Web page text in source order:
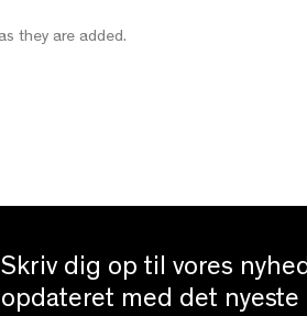
they are added.
Skriv dig op til vores
opdateret med det